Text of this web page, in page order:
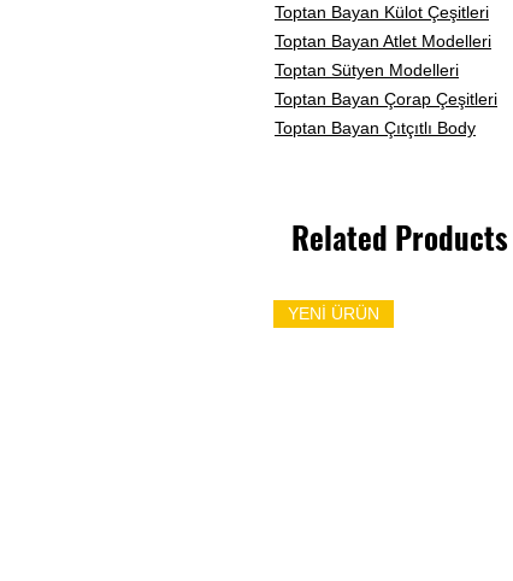
Toptan Bayan Külot Çeşitleri
Toptan Bayan Atlet Modelleri
Toptan Sütyen Modelleri
Toptan Bayan Çorap Çeşitleri
Toptan Bayan Çıtçıtlı Body
Related Products
YENİ ÜRÜN